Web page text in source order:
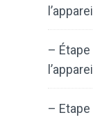
–
–